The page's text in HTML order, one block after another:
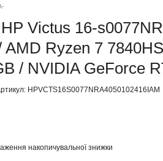
Victus 16-
AMD Ryzen 7
/ NVIDIA GeForce
HPVCTS16S0077NRA4050102416IAM
накопичувальної знижки